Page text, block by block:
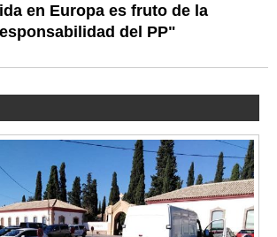
en Europa es fruto de la
del PP"